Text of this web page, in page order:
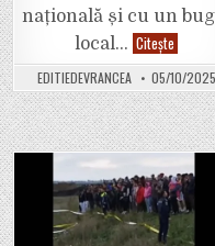
națională și cu un
local… Citește
„Foaie
verde
de
stejar,
să
dom
Osanale
pentru
Misăilă,
la
pe
EDITIEDEVRANCEA 05/10/2025
Posted
in